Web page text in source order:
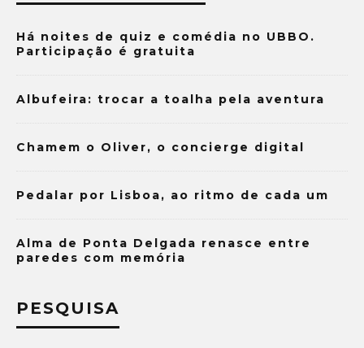
Há noites de quiz e comédia no UBBO.
Participação é gratuita
Albufeira: trocar a toalha pela aventura
Chamem o Oliver, o concierge digital
Pedalar por Lisboa, ao ritmo de cada um
Alma de Ponta Delgada renasce entre
paredes com memória
PESQUISA